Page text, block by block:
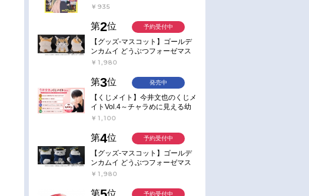
￥935
第2位
【グッズ-マスコット】ゴールデ
ンカムイ どうぶつフォーゼマス
コット 4.尾形百之助【再販】
￥1,980
予約受付中
第3位
【くじメイト】今井文也のくじメ
イトVol.4～チャラめに見える幼
馴染、実は一途で独占欲が強いん
￥1,100
発売中
第4位
【グッズ-マスコット】ゴールデ
ンカムイ どうぶつフォーゼマス
コット 5.月島軍曹【再販】
￥1,980
予約受付中
第 位 予約受付中